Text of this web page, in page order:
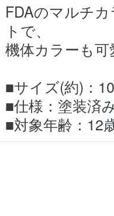
FDAのマルチ
トで、
機体カラーも
■サイズ(約)：
■仕様：塗装済
■対象年齢：12